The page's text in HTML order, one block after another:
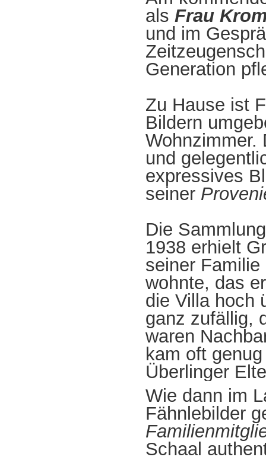
als Frau
und im
Generation
Zu Hause ist
Bildern
Wohnzimmer.
und
expressives
seiner
Die
1938 erhielt
seiner
wohnte, das
die Villa hoch
ganz zufällig,
waren
kam oft
Überlinger
Wie dann im
Fähnlebilder
Schaal